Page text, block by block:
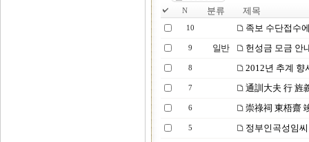
N 분류 제목
10 족보 수단접수
9 일반 헌성금 모금 안
8 2012년 추계 향
7 通訓大夫 行 旌
6 崇祿祠 東梧齋
5 정부인곡성임